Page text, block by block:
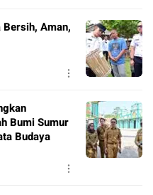
Bersih, Aman,
Bumi Sumur
Budaya